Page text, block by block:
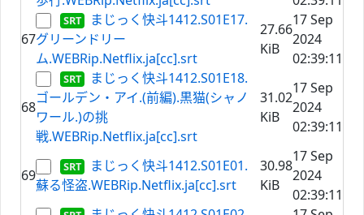
67
まじっく快斗1412.S01E17.
グリーンドリー
ム.WEBRip.Netflix.ja[cc].srt
27.66
KiB
17 Sep
2024
02:39:11
68
まじっく快斗1412.S01E18.
ゴールデン・アイ.(前編).黒猫(シャノ
ワール.)の挑
戦.WEBRip.Netflix.ja[cc].srt
31.02
KiB
17 Sep
2024
02:39:11
69
まじっく快斗1412.S01E01.
蘇る怪盗.WEBRip.Netflix.ja[cc].srt
30.98
KiB
17 Sep
2024
02:39:11